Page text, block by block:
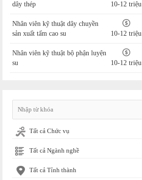
dây thép
10-12 triệu
Nhân viên kỹ thuật dây chuyền
sản xuất tấm cao su
10-12 triệu
Nhân viên kỹ thuật bộ phận luyện
su
10-12 triệu
Tất cả Chức vụ
Tất cả Ngành nghề
Tất cả Tỉnh thành